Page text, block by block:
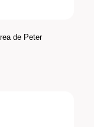
de Peter